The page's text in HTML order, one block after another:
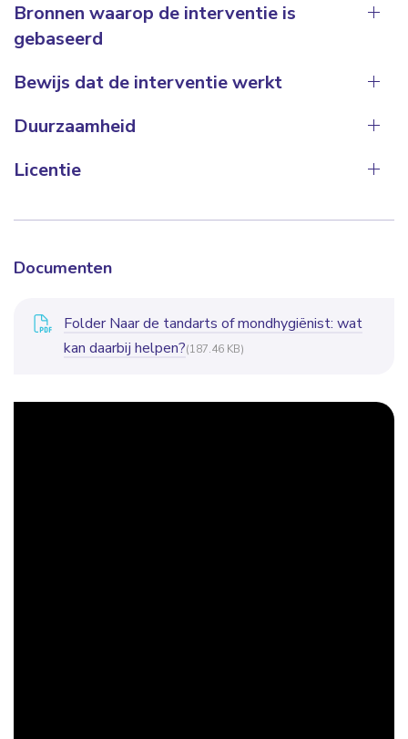
Bronnen waarop de interventie is
gebaseerd
Bewijs dat de interventie werkt
Duurzaamheid
Licentie
Documenten
Folder Naar de tandarts of mondhygiënist: wat
kan daarbij helpen?(187.46 KB)